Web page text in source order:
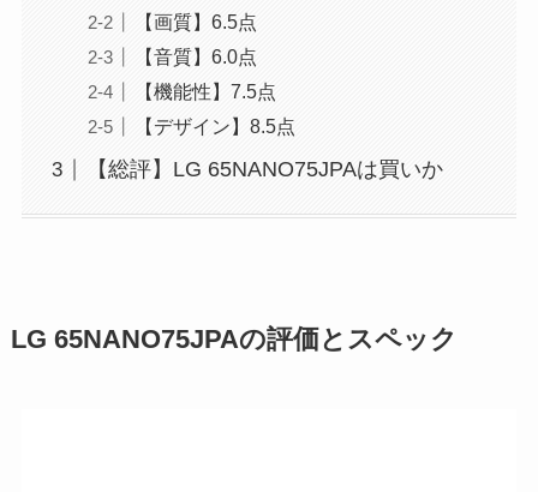
【画質】6.5点
【音質】6.0点
【機能性】7.5点
【デザイン】8.5点
【総評】LG 65NANO75JPAは買いか
LG 65NANO75JPAの評価とスペック